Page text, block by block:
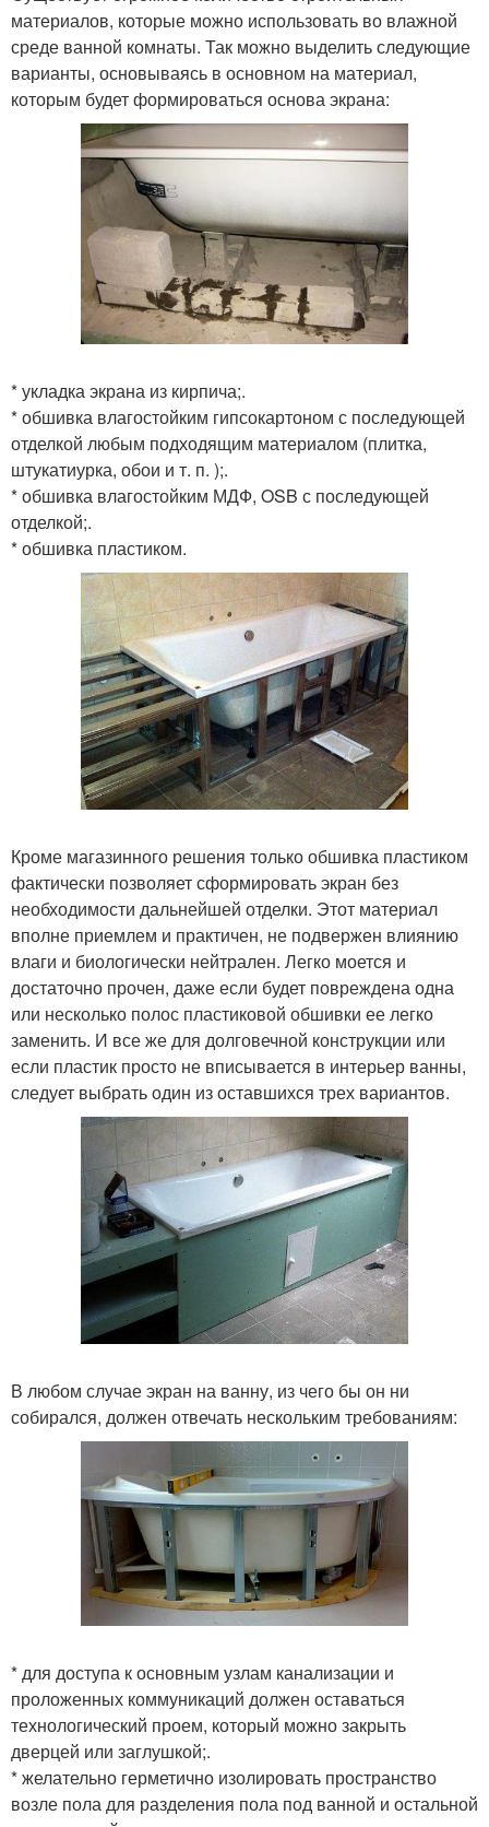
материалов, которые можно использовать во влажной
среде ванной комнаты. Так можно выделить следующие
варианты, основываясь в основном на материал,
которым будет формироваться основа экрана:
* укладка экрана из кирпича;.
* обшивка влагостойким гипсокартоном с последующей
отделкой любым подходящим материалом (плитка,
штукатиурка, обои и т. п. );.
* обшивка влагостойким МДФ, OSB с последующей
отделкой;.
* обшивка пластиком.
Кроме магазинного решения только обшивка пластиком
фактически позволяет сформировать экран без
необходимости дальнейшей отделки. Этот материал
вполне приемлем и практичен, не подвержен влиянию
влаги и биологически нейтрален. Легко моется и
достаточно прочен, даже если будет повреждена одна
или несколько полос пластиковой обшивки ее легко
заменить. И все же для долговечной конструкции или
если пластик просто не вписывается в интерьер ванны,
следует выбрать один из оставшихся трех вариантов.
В любом случае экран на ванну, из чего бы он ни
собирался, должен отвечать нескольким требованиям:
* для доступа к основным узлам канализации и
проложенных коммуникаций должен оставаться
технологический проем, который можно закрыть
дверцей или заглушкой;.
* желательно герметично изолировать пространство
возле пола для разделения пола под ванной и остальной